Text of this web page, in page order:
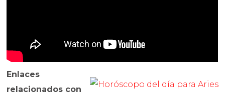
Enlaces
relacionados con